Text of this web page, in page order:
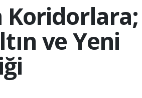
ve Yeni